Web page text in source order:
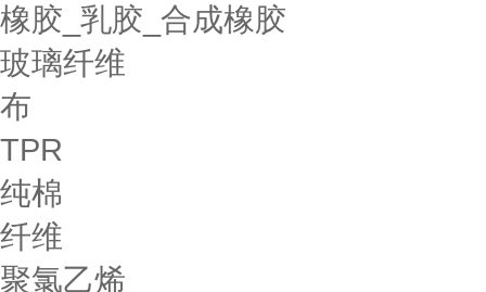
橡胶_乳胶_合成橡胶
玻璃纤维
布
TPR
纯棉
纤维
聚氯乙烯